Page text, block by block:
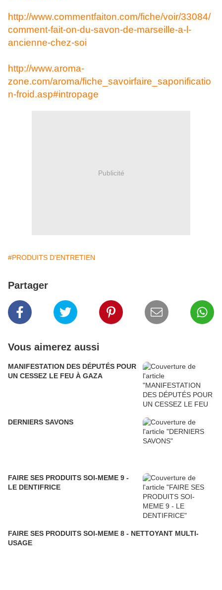
http://www.commentfaiton.com/fiche/voir/33084/
comment-fait-on-du-savon-de-marseille-a-l-
ancienne-chez-soi
http://www.aroma-
zone.com/aroma/fiche_savoirfaire_saponificatio
n-froid.asp#intropage
Publicité
#PRODUITS D'ENTRETIEN
Partager
Vous aimerez aussi
MANIFESTATION DES DÉPUTÉS POUR
UN CESSEZ LE FEU À GAZA
DERNIERS SAVONS
FAIRE SES PRODUITS SOI-MEME 9 -
LE DENTIFRICE
FAIRE SES PRODUITS SOI-MEME 8 - NETTOYANT MULTI-
USAGE